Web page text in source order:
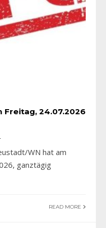
Freitag, 24.07.2026
WN hat am
ganztägig
READ MORE